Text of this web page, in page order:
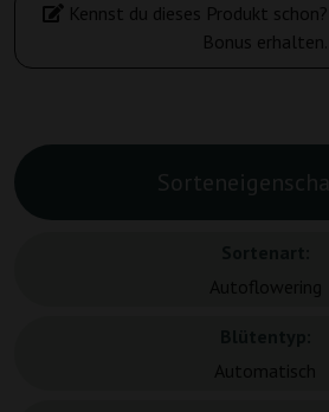
Kennst du dieses Produkt
Bonus erhalten.